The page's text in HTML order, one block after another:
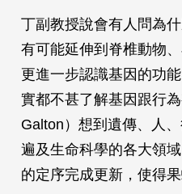
丁副教授說會有人問為
有可能延伸到脊椎動物
更進一步認識基因的功
實都不甚了解基因跟行
Galton）想到遺傳、人
遍及生命科學的各大領
的定序完成更新，使得